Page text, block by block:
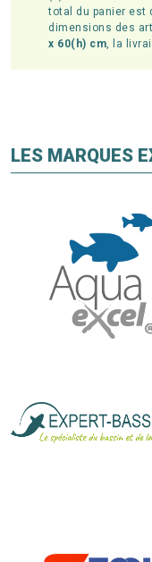
total du panier est
dimensions des
x 60(h) cm, la
LES MARQUES